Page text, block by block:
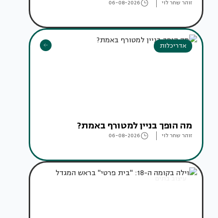
זוהר שחר לוי 06-08-2026
אדריכלות
מה הופך בניין למטורף באמת?
זוהר שחר לוי 06-08-2026
עיצוב בתים